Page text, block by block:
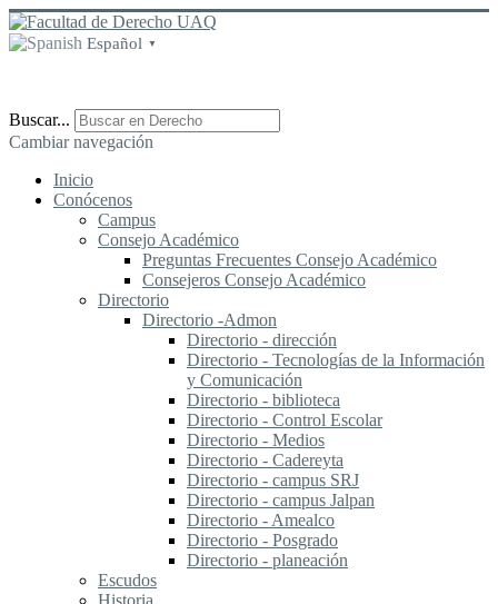
Español ▼
Buscar...
Cambiar navegación
Inicio
Conócenos
Campus
Consejo Académico
Preguntas Frecuentes Consejo Académico
Consejeros Consejo Académico
Directorio
Directorio -Admon
Directorio - dirección
Directorio - Tecnologías de la Información
y Comunicación
Directorio - biblioteca
Directorio - Control Escolar
Directorio - Medios
Directorio - Cadereyta
Directorio - campus SRJ
Directorio - campus Jalpan
Directorio - Amealco
Directorio - Posgrado
Directorio - planeación
Escudos